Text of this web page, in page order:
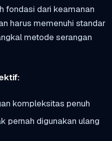
fondasi dari keamanan
harus memenuhi standar
metode serangan
kompleksitas penuh
pernah digunakan ulang